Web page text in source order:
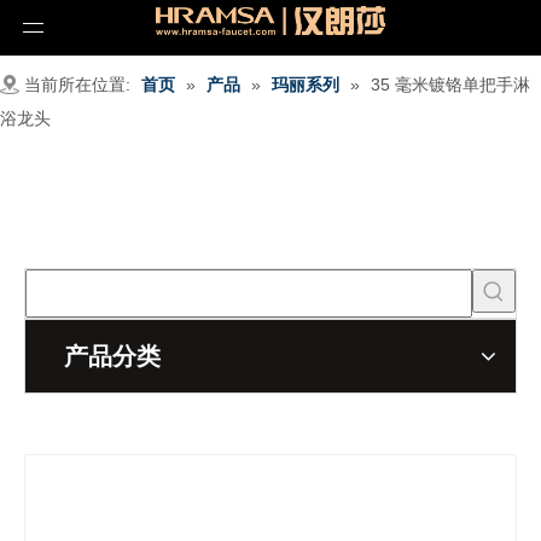
当前所在位置: 首页 » 产品 » 玛丽系列 »
35 毫米镀铬单把手淋
浴龙头
产品分类